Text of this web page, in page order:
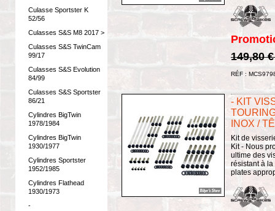
Culasse Sportster K
52/56
Culasses S&S M8 2017 >
Culasses S&S TwinCam
99/17
Culasses S&S Evolution
84/99
Culasses S&S Sportster
86/21
Cylindres BigTwin
1978/1984
Cylindres BigTwin
1930/1977
Cylindres Sportster
1952/1985
Cylindres Flathead
1930/1973
-
149,80
RÉF :
- KIT
INOX /
Kit de
Kit - Nous
ultime des
résistant à
plates